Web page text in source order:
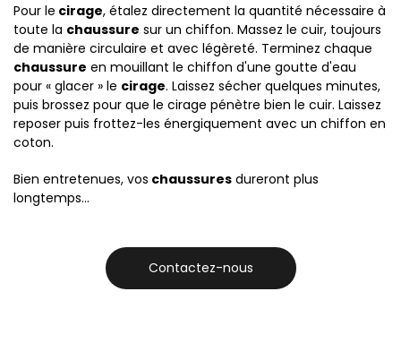
Pour le cirage, étalez directement la quantité nécessaire à
toute la chaussure sur un chiffon. Massez le cuir, toujours
de manière circulaire et avec légèreté. Terminez chaque
chaussure en mouillant le chiffon d'une goutte d'eau
pour « glacer » le cirage. Laissez sécher quelques minutes,
puis brossez pour que le cirage pénètre bien le cuir. Laissez
reposer puis frottez-les énergiquement avec un chiffon en
coton.
Bien entretenues, vos chaussures dureront plus
longtemps…
Contactez-nous